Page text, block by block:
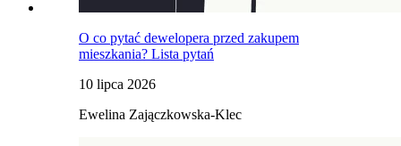
O co pytać dewelopera przed zakupem
mieszkania? Lista pytań
10 lipca 2026
Ewelina Zajączkowska-Klec